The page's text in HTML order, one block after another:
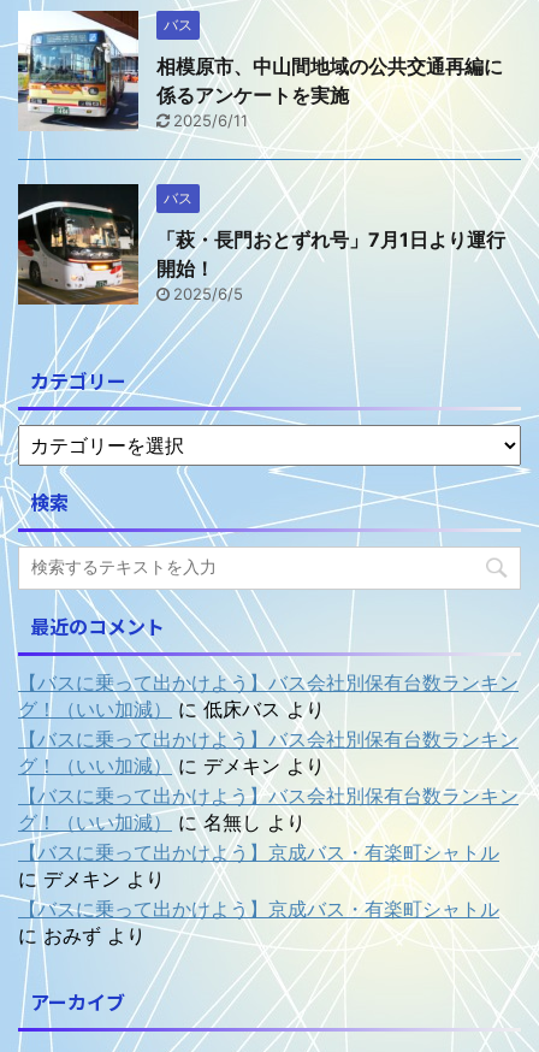
バス
相模原市、中山間地域の公共交通再編に
係るアンケートを実施
2025/6/11
バス
「萩・長門おとずれ号」7月1日より運行
開始！
2025/6/5
カテゴリー
検索
最近のコメント
【バスに乗って出かけよう】バス会社別保有台数ランキン
グ！（いい加減）
に低床バスより
【バスに乗って出かけよう】バス会社別保有台数ランキン
グ！（いい加減）に デメキンより
【バスに乗って出かけよう】バス会社別保有台数ランキン
グ！（いい加減）
に名無し より
【バスに乗って出かけよう】京成バス・有楽町シャトル
に デメキン より
【バスに乗って出かけよう】京成バス・有楽町シャトル
におみず より
アーカイブ